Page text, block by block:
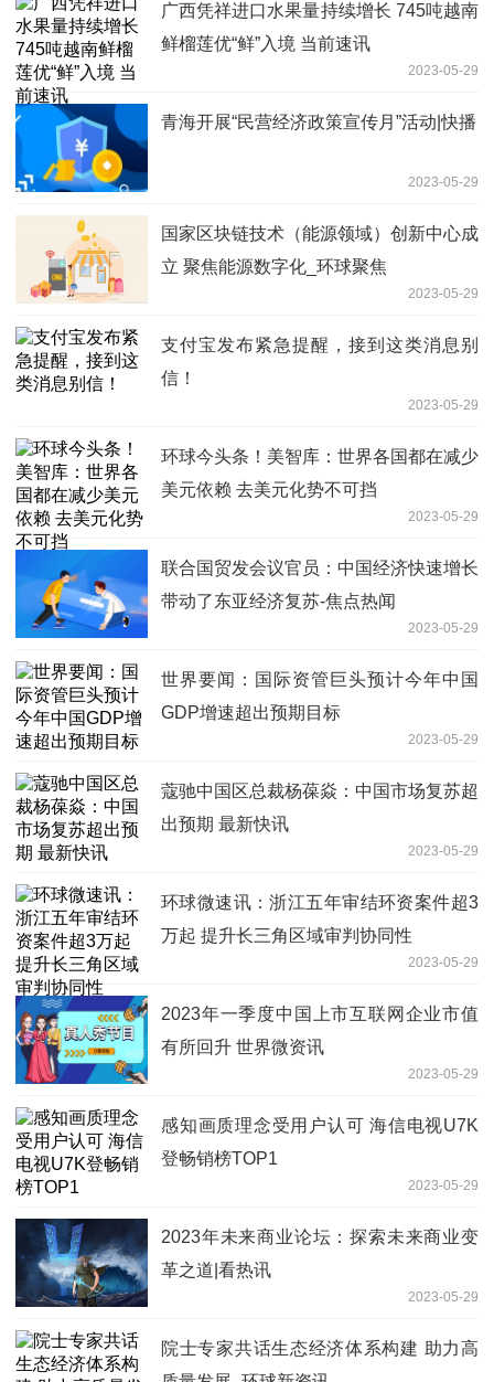
广西凭祥进口水果量持续增长 745吨越南
鲜榴莲优“鲜”入境 当前速讯
2023-05-29
青海开展“民营经济政策宣传月”活动|快播
2023-05-29
国家区块链技术（能源领域）创新中心成
立 聚焦能源数字化_环球聚焦
2023-05-29
支付宝发布紧急提醒，接到这类消息别
信！
2023-05-29
环球今头条！美智库：世界各国都在减少
美元依赖 去美元化势不可挡
2023-05-29
联合国贸发会议官员：中国经济快速增长
带动了东亚经济复苏-焦点热闻
2023-05-29
世界要闻：国际资管巨头预计今年中国
GDP增速超出预期目标
2023-05-29
蔻驰中国区总裁杨葆焱：中国市场复苏超
出预期 最新快讯
2023-05-29
环球微速讯：浙江五年审结环资案件超3
万起 提升长三角区域审判协同性
2023-05-29
2023年一季度中国上市互联网企业市值
有所回升 世界微资讯
2023-05-29
感知画质理念受用户认可 海信电视U7K
登畅销榜TOP1
2023-05-29
2023年未来商业论坛：探索未来商业变
革之道|看热讯
2023-05-29
院士专家共话生态经济体系构建 助力高